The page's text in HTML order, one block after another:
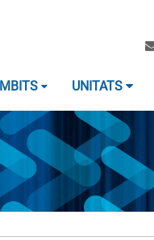
UNITATS